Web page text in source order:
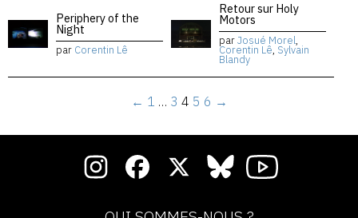
Periphery of the
Night
par Corentin Lê
Retour sur Holy
Motors
parJosué Morel,
Corentin Lê, Sylvain
Blandy
← 1 … 3 4 5 6 →